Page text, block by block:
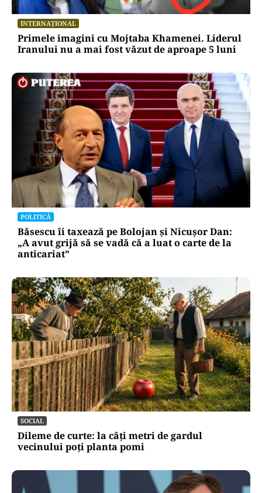
INTERNAȚIONAL
Primele imagini cu Mojtaba Khamenei. Liderul
Iranului nu a mai fost văzut de aproape 5 luni
POLITICĂ
Băsescu îi taxează pe Bolojan și Nicușor Dan:
„A avut grijă să se vadă că a luat o carte de la
anticariat”
SOCIAL
Dileme de curte: la câți metri de gardul
vecinului poți planta pomi